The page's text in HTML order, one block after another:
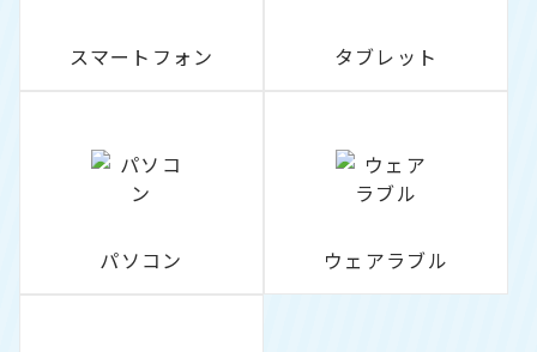
スマートフォン タブレット
パソコン ウェアラブル